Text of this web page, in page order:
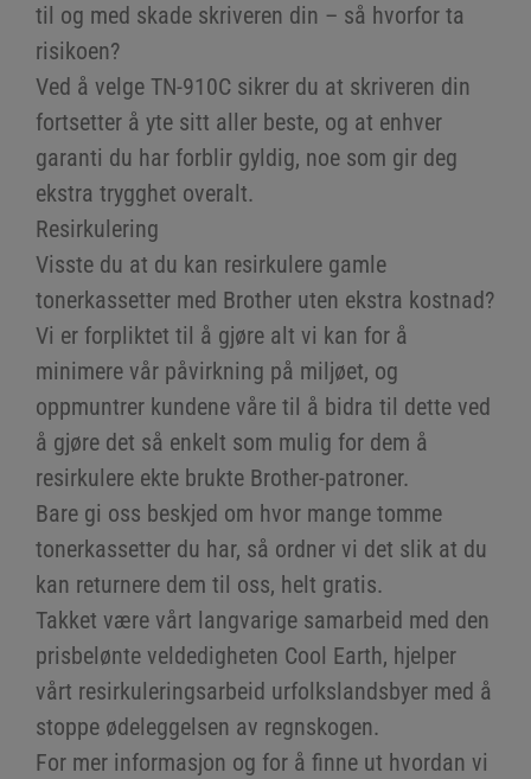
til og med skade skriveren din – så hvorfor ta
risikoen?
Ved å velge TN-910C sikrer du at skriveren din
fortsetter å yte sitt aller beste, og at enhver
garanti du har forblir gyldig, noe som gir deg
ekstra trygghet overalt.
Resirkulering
Visste du at du kan resirkulere gamle
tonerkassetter med Brother uten ekstra kostnad?
Vi er forpliktet til å gjøre alt vi kan for å
minimere vår påvirkning på miljøet, og
oppmuntrer kundene våre til å bidra til dette ved
å gjøre det så enkelt som mulig for dem å
resirkulere ekte brukte Brother-patroner.
Bare gi oss beskjed om hvor mange tomme
tonerkassetter du har, så ordner vi det slik at du
kan returnere dem til oss, helt gratis.
Takket være vårt langvarige samarbeid med den
prisbelønte veldedigheten Cool Earth, hjelper
vårt resirkuleringsarbeid urfolkslandsbyer med å
stoppe ødeleggelsen av regnskogen.
For mer informasjon og for å finne ut hvordan vi